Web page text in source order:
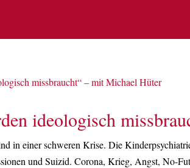
ideologisch
in einer schweren Krise. Die
und Suizid. Corona, Krieg, Angst, No-